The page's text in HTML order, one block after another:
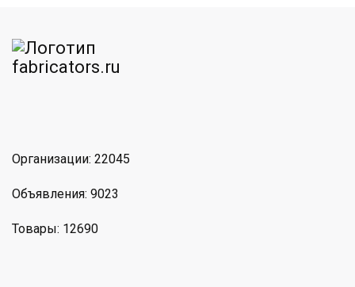
Организации: 22045
Объявления: 9023
Товары: 12690